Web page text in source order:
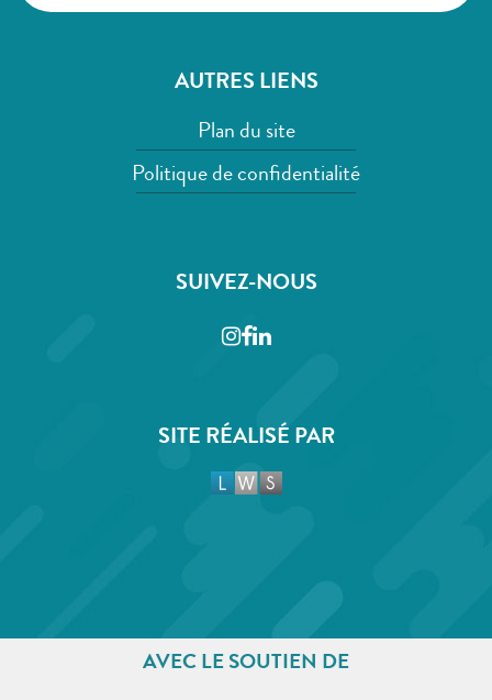
AUTRES LIENS
Plan du site
Politique de confidentialité
SUIVEZ-NOUS
Instagram
Facebook
LinkedIn
SITE RÉALISÉ PAR
AVEC LE SOUTIEN DE